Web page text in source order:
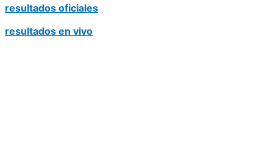
resultados oficiales
resultados en vivo